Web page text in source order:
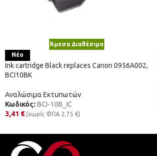
Άμεσα Διαθέσιμο
Νέο
Ink cartridge Black replaces Canon 0956A002,
BCI10BK
Αναλώσιμα Εκτυπωτών
Κωδικός: BCI-10B_IC
3,41 € (χωρίς ΦΠΑ 2,75 €)